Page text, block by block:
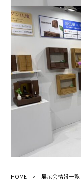
HOME > 展示会情報一覧